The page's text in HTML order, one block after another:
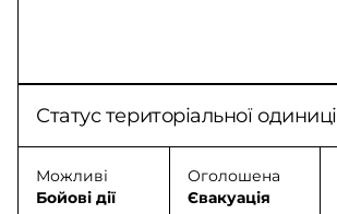
Статус територіальної одиниці
Можливі
Бойові дії
Оголошена
Євакуація